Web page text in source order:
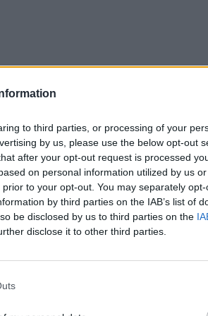
to third parties, or processing of your
by us, please use the below opt-out
after your opt-out request is processed
on personal information utilized by us
to your opt-out. You may separately
by third parties on the IAB’s list of
be disclosed by us to third parties on the
disclose it to other third parties.
Ostaşii sovietici
ultimul tren.
Dar acesta nu-i putea
ca să-i salveze măcar pe ei,
şi clădirea gării. Mulţi
în care-şi adunară bruma de